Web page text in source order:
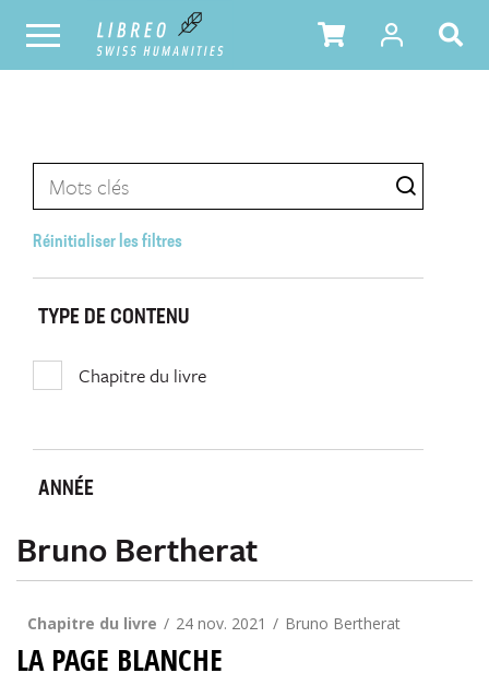
Réinitialiser les filtres
TYPE DE CONTENU
Chapitre du livre
ANNÉE
Bruno Bertherat
Chapitre du livre 24 nov. 2021 Bruno Bertherat
LA PAGE BLANCHE